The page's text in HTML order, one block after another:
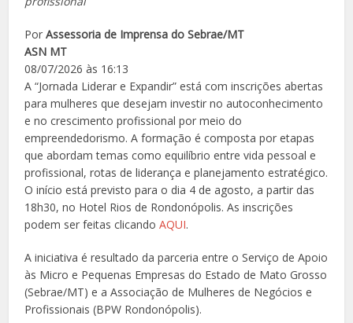
PorAssessoria de Imprensa do Sebrae/MT
ASN MT
08/07/2026 às 16:13
A “Jornada Liderar e Expandir” está com inscrições abertas
para mulheres que desejam investir no autoconhecimento
e no crescimento profissional por meio do
empreendedorismo. A formação é composta por etapas
que abordam temas como equilíbrio entre vida pessoal e
profissional, rotas de liderança e planejamento estratégico.
O início está previsto para o dia 4 de agosto, a partir das
18h30, no Hotel Rios de Rondonópolis. As inscrições
podem ser feitas clicandoAQUI.
A iniciativa é resultado da parceria entre o Serviço de Apoio
às Micro e Pequenas Empresas do Estado de Mato Grosso
(Sebrae/MT) e a Associação de Mulheres de Negócios e
Profissionais (BPW Rondonópolis).